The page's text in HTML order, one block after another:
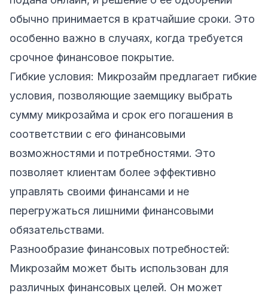
обычно принимается в кратчайшие сроки. Это
особенно важно в случаях, когда требуется
срочное финансовое покрытие.
Гибкие условия: Микрозайм предлагает гибкие
условия, позволяющие заемщику выбрать
сумму микрозайма и срок его погашения в
соответствии с его финансовыми
возможностями и потребностями. Это
позволяет клиентам более эффективно
управлять своими финансами и не
перегружаться лишними финансовыми
обязательствами.
Разнообразие финансовых потребностей:
Микрозайм может быть использован для
различных финансовых целей. Он может